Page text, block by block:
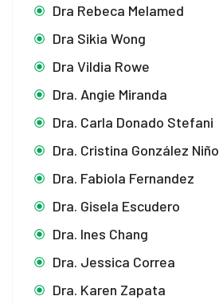
Dra Rebeca Melamed
Dra Sikia Wong
Dra Vildia Rowe
Dra. Angie Miranda
Dra. Carla Donado Stefani
Dra. Cristina González Niño
Dra. Fabiola Fernandez
Dra. Gisela Escudero
Dra. Ines Chang
Dra. Jessica Correa
Dra. Karen Zapata